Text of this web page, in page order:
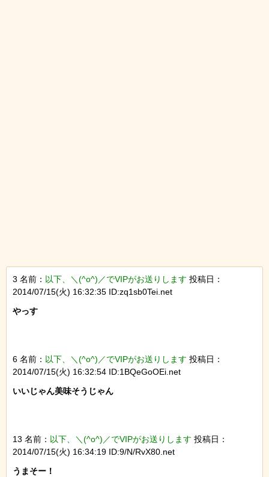
3 名前： 以下、＼(^o^)／でVIPがお送りします 投稿日：
2014/07/15(火) 16:32:35 ID:zq1sb0Tei.net
やっす
6 名前： 以下、＼(^o^)／でVIPがお送りします 投稿日：
2014/07/15(火) 16:32:54 ID:1BQeGoOEi.net
いいじゃん美味そうじゃん
13 名前： 以下、＼(^o^)／でVIPがお送りします 投稿日：
2014/07/15(火) 16:34:19 ID:9/N/RvX80.net
うまそー！